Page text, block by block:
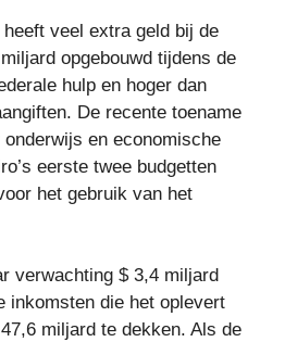
veel extra geld bij de
opgebouwd tijdens de
hulp en hoger dan
De recente toename
en economische
eerste twee budgetten
het gebruik van het
verwachting $ 3,4 miljard
inkomsten die het oplevert
miljard te dekken. Als de